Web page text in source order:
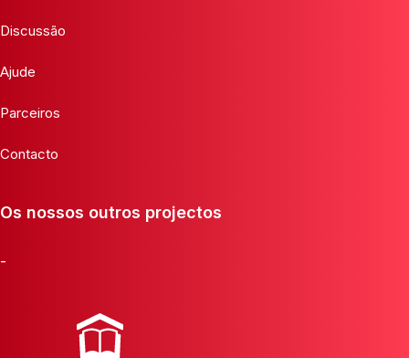
Discussão
Ajude
Parceiros
Contacto
Os nossos outros projectos
-